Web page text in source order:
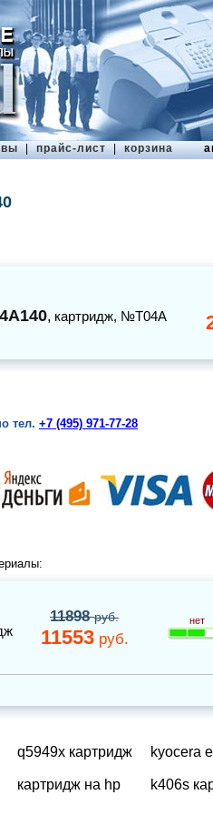
| прайс-лист | корзина
, картридж, №T04A
тел. +7 (495) 971-77-28
11898руб.
11553руб.
нет
q5949x картридж kyocera
картридж на hp k406s